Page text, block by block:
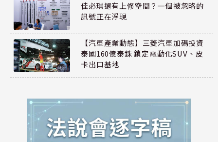
佳必琪還有上修空間？一個被忽略的
訊號正在浮現
【汽車產業動態】三菱汽車加碼投資
泰國160億泰銖 鎖定電動化SUV、皮
卡出口基地